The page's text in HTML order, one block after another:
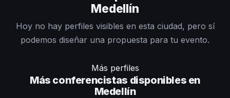
Medellín
Hoy no hay perfiles visibles en esta ciudad, pero sí
podemos diseñar una propuesta para tu evento.
Más perfiles
Más conferencistas disponibles en
Medellín